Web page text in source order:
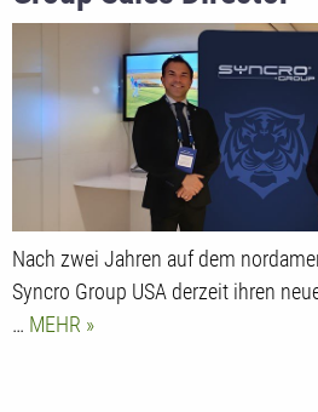
Nach zwei Jahren auf dem
Syncro Group USA derzeit ihren
… MEHR